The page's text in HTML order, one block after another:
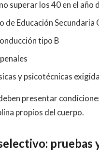
superar los 40 en el año
de Educación
tipo B
y psicotécnicas
presentar
propios del cuerpo.
pruebas